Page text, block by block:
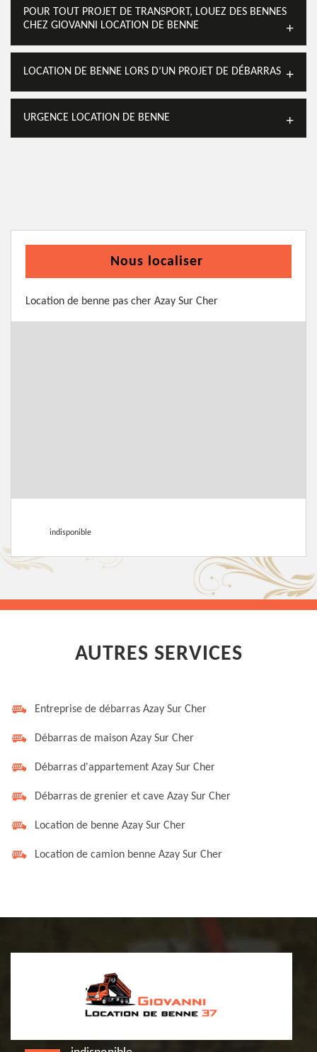
POUR TOUT PROJET DE TRANSPORT, LOUEZ DES BENNES
CHEZ GIOVANNI LOCATION DE BENNE
LOCATION DE BENNE LORS D’UN PROJET DE DÉBARRAS
URGENCE LOCATION DE BENNE
Nous localiser
Location de benne pas cher Azay Sur Cher
indisponible
AUTRES SERVICES
Entreprise de débarras Azay Sur Cher
Débarras de maison Azay Sur Cher
Débarras d'appartement Azay Sur Cher
Débarras de grenier et cave Azay Sur Cher
Location de benne Azay Sur Cher
Location de camion benne Azay Sur Cher